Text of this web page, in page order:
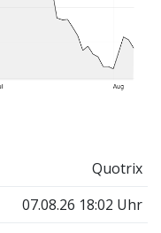
Quotrix
07.08.26 18:02 Uhr